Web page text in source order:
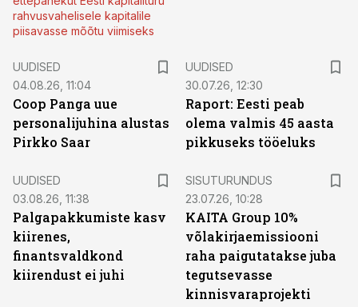
rahvusvahelisele kapitalile
piisavasse mõõtu viimiseks
UUDISED
04.08.26, 11:04
Coop Panga uue
personalijuhina alustas
Pirkko Saar
UUDISED
30.07.26, 12:30
Raport: Eesti peab
olema valmis 45 aasta
pikkuseks tööeluks
UUDISED
03.08.26, 11:38
Palgapakkumiste kasv
kiirenes,
finantsvaldkond
kiirendust ei juhi
SISUTURUNDUS
23.07.26, 10:28
KAITA Group 10%
võlakirjaemissiooni
raha paigutatakse juba
tegutsevasse
kinnisvaraprojekti